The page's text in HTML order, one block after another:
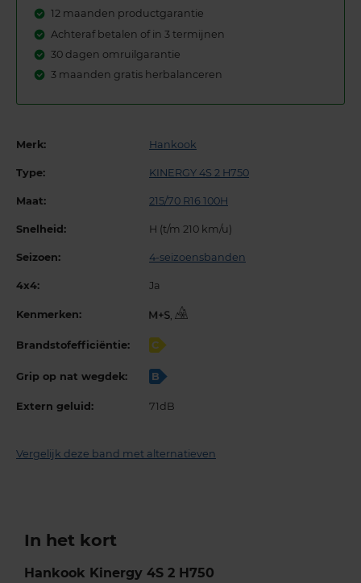
12 maanden productgarantie
Achteraf betalen of in 3 termijnen
30 dagen omruilgarantie
3 maanden gratis herbalanceren
Merk: Hankook
Type: KINERGY 4S 2 H750
Maat: 215/70 R16 100H
Snelheid: H (t/m 210 km/u)
Seizoen: 4-seizoensbanden
4x4: Ja
Kenmerken: ,
Brandstofefficiëntie: C
Grip op nat wegdek: B
Extern geluid: 71dB
Vergelijk deze band met alternatieven
In het kort
Hankook Kinergy 4S 2 H750